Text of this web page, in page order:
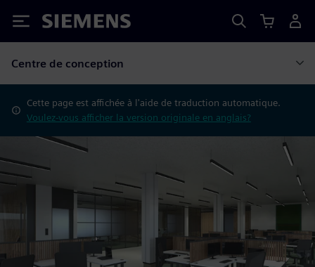
Siemens
Centre de conception
Cette page est affichée à l'aide de traduction automatique.
Voulez-vous afficher la version originale en anglais?